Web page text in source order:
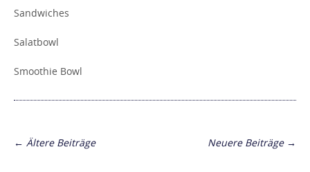
Sandwiches
Salatbowl
Smoothie Bowl
POSTS
← Ältere Beiträge Neuere Beiträge →